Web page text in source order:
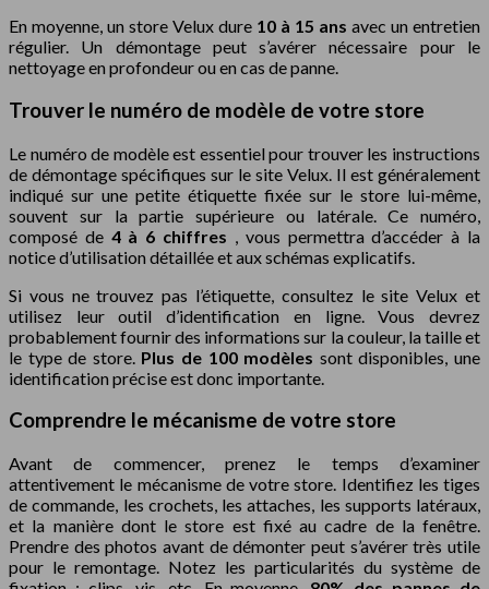
En moyenne, un store Velux dure 10 à 15 ans avec un entretien
régulier. Un démontage peut s’avérer nécessaire pour le
nettoyage en profondeur ou en cas de panne.
Trouver le numéro de modèle de votre store
Le numéro de modèle est essentiel pour trouver les instructions
de démontage spécifiques sur le site Velux. Il est généralement
indiqué sur une petite étiquette fixée sur le store lui-même,
souvent sur la partie supérieure ou latérale. Ce numéro,
composé de 4 à 6 chiffres
, vous permettra d’accéder à la
notice d’utilisation détaillée et aux schémas explicatifs.
Si vous ne trouvez pas l’étiquette, consultez le site Velux et
utilisez leur outil d’identification en ligne. Vous devrez
probablement fournir des informations sur la couleur, la taille et
le type de store. Plus de 100 modèles sont disponibles, une
identification précise est donc importante.
Comprendre le mécanisme de votre store
Avant de commencer, prenez le temps d’examiner
attentivement le mécanisme de votre store. Identifiez les tiges
de commande, les crochets, les attaches, les supports latéraux,
et la manière dont le store est fixé au cadre de la fenêtre.
Prendre des photos avant de démonter peut s’avérer très utile
pour le remontage. Notez les particularités du système de